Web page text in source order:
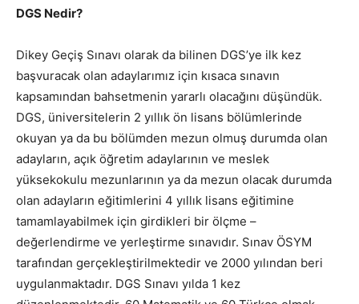
DGS Nedir?
Dikey Geçiş Sınavı olarak da bilinen DGS’ye ilk kez
başvuracak olan adaylarımız için kısaca sınavın
kapsamından bahsetmenin yararlı olacağını düşündük.
DGS, üniversitelerin 2 yıllık ön lisans bölümlerinde
okuyan ya da bu bölümden mezun olmuş durumda olan
adayların, açık öğretim adaylarının ve meslek
yüksekokulu mezunlarının ya da mezun olacak durumda
olan adayların eğitimlerini 4 yıllık lisans eğitimine
tamamlayabilmek için girdikleri bir ölçme –
değerlendirme ve yerleştirme sınavıdır. Sınav ÖSYM
tarafından gerçekleştirilmektedir ve 2000 yılından beri
uygulanmaktadır. DGS Sınavı yılda 1 kez